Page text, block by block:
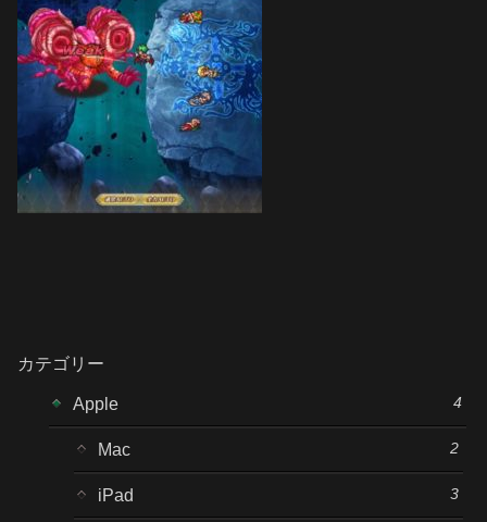
カテゴリー
Apple 4
Mac 2
iPad 3